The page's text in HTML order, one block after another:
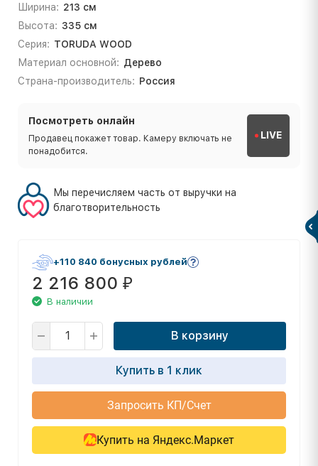
Ширина: 213 см
Высота: 335 см
Серия: TORUDA WOOD
Материал основной: Дерево
Страна-производитель: Россия
Посмотреть онлайн
Продавец покажет товар. Камеру включать не
понадобится.
LIVE
Мы перечисляем часть от выручки на
благотворительность
+110 840 бонусных рублей
2 216 800 ₽
В наличии
В корзину
Купить в 1 клик
Запросить КП/Счет
Купить на Яндекс.Маркет